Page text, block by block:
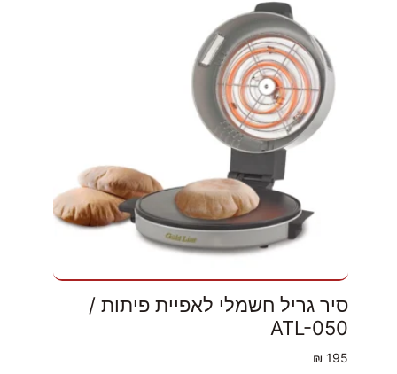
סיר גריל חשמלי לאפיית פיתות /
ATL-050
195
₪